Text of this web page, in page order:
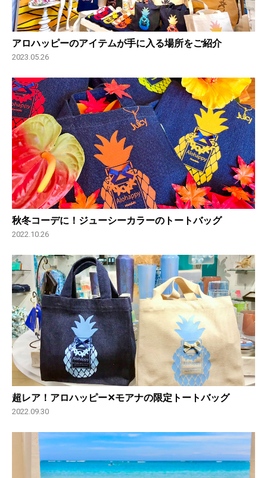
アロハッピーのアイテムが手に入る場所をご紹介
2023.05.26
秋冬コーデに！ジューシーカラーのトートバッグ
2022.10.26
超レア！アロハッピー✕モアナの限定トートバッグ
2022.09.30